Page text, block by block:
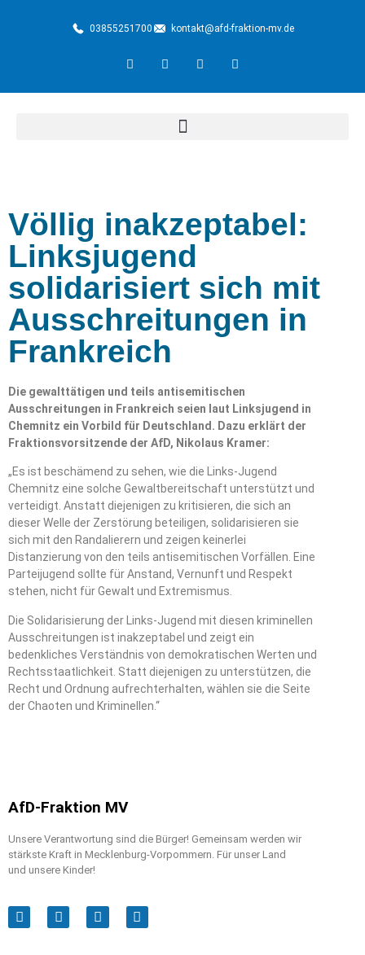
03855251700 kontakt@afd-fraktion-mv.de
Völlig inakzeptabel:
Linksjugend
solidarisiert sich mit
Ausschreitungen in
Frankreich
Die gewalttätigen und teils antisemitischen
Ausschreitungen in Frankreich seien laut Linksjugend in
Chemnitz ein Vorbild für Deutschland. Dazu erklärt der
Fraktionsvorsitzende der AfD, Nikolaus Kramer:
„Es ist beschämend zu sehen, wie die Links-Jugend
Chemnitz eine solche Gewaltbereitschaft unterstützt und
verteidigt. Anstatt diejenigen zu kritisieren, die sich an
dieser Welle der Zerstörung beteiligen, solidarisieren sie
sich mit den Randalierern und zeigen keinerlei
Distanzierung von den teils antisemitischen Vorfällen. Eine
Parteijugend sollte für Anstand, Vernunft und Respekt
stehen, nicht für Gewalt und Extremismus.
Die Solidarisierung der Links-Jugend mit diesen kriminellen
Ausschreitungen ist inakzeptabel und zeigt ein
bedenkliches Verständnis von demokratischen Werten und
Rechtsstaatlichkeit. Statt diejenigen zu unterstützen, die
Recht und Ordnung aufrechterhalten, wählen sie die Seite
der Chaoten und Kriminellen.“
AfD-Fraktion MV
Unsere Verantwortung sind die Bürger! Gemeinsam werden wir
stärkste Kraft in Mecklenburg-Vorpommern. Für unser Land
und unsere Kinder!